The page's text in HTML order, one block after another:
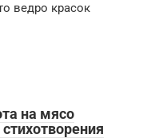
ведро красок
на мясо